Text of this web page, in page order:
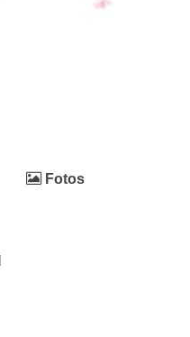
Fotos